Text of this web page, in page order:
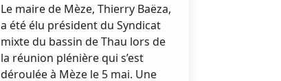
Le maire de Mèze, Thierry Baëza,
a été élu président du Syndicat
mixte du bassin de Thau lors de
la réunion plénière qui s’est
déroulée à Mèze le 5 mai. Une